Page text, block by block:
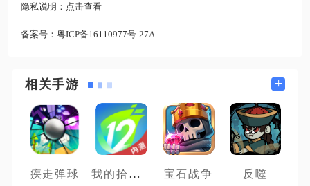
隐私说明： 点击查看
备案号： 粤ICP备16110977号-27A
相关手游 +
疾走弹球 我的拾贰世界 宝石战争 反噬